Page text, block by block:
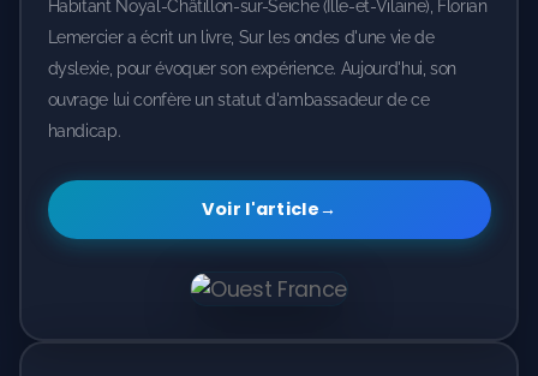
Habitant Noyal-Châtillon-sur-Seiche (Ille-et-Vilaine), Florian
Lemercier a écrit un livre, Sur les ondes d'une vie de
dyslexie, pour évoquer son expérience. Aujourd'hui, son
ouvrage lui confère un statut d'ambassadeur de ce
handicap.
Voir l'article→